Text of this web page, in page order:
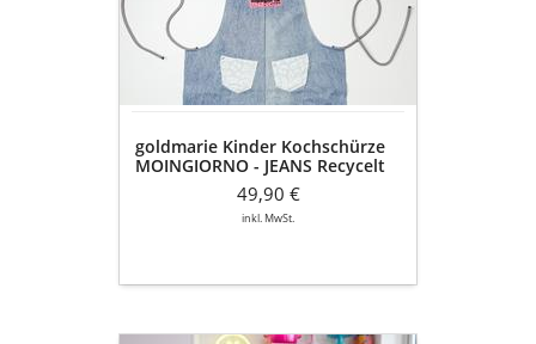
JEANS
Recycelt
goldmarie Kinder Kochschürze
MOINGIORNO - JEANS Recycelt
- blau denim
49,90 €
inkl. MwSt.